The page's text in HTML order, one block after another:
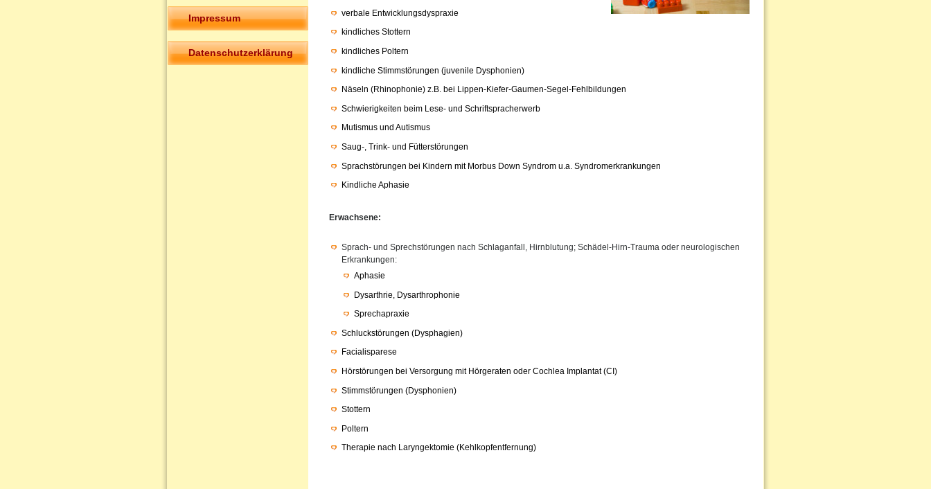
Impressum
Datenschutzerklärung
verbale Entwicklungsdyspraxie
kindliches Stottern
kindliches Poltern
kindliche Stimmstörungen (juvenile Dysphonien)
Näseln (Rhinophonie) z.B. bei Lippen-Kiefer-Gaumen-Segel-Fehlbildungen
Schwierigkeiten beim Lese- und Schriftspracherwerb
Mutismus und Autismus
Saug-, Trink- und Fütterstörungen
Sprachstörungen bei Kindern mit Morbus Down Syndrom u.a. Syndromerkrankungen
Kindliche Aphasie
Erwachsene:
Sprach- und Sprechstörungen nach Schlaganfall, Hirnblutung; Schädel-Hirn-Trauma oder neurologischen
Erkrankungen:
Aphasie
Dysarthrie, Dysarthrophonie
Sprechapraxie
Schluckstörungen (Dysphagien)
Facialisparese
Hörstörungen bei Versorgung mit Hörgeraten oder Cochlea Implantat (CI)
Stimmstörungen (Dysphonien)
Stottern
Poltern
Therapie nach Laryngektomie (Kehlkopfentfernung)